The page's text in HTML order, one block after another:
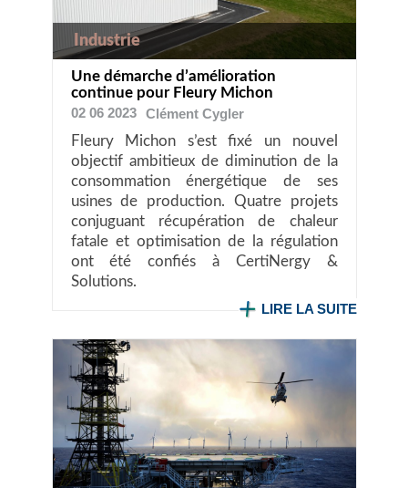
Industrie
Une démarche d’amélioration
continue pour Fleury Michon
02 06 2023
Clément Cygler
Fleury Michon s’est fixé un nouvel
objectif ambitieux de diminution de la
consommation énergétique de ses
usines de production. Quatre projets
conjuguant récupération de chaleur
fatale et optimisation de la régulation
ont été confiés à CertiNergy &
Solutions.
LIRE LA SUITE